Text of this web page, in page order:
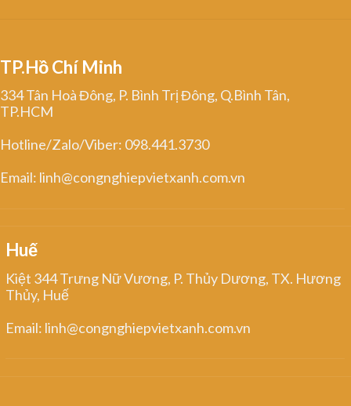
TP.Hồ Chí Minh
334 Tân Hoà Đông, P. Bình Trị Đông, Q.Bình Tân,
TP.HCM
Hotline/Zalo/Viber: 098.441.3730
Email: linh@congnghiepvietxanh.com.vn
Huế
Kiệt 344 Trưng Nữ Vương, P. Thủy Dương, TX. Hương
Thủy, Huế
Email: linh@congnghiepvietxanh.com.vn